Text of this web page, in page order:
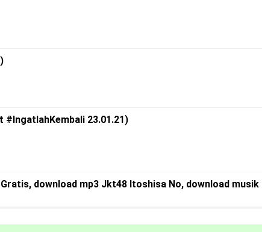
#IngatlahKembali 23.01.21)
download mp3 Jkt48 Itoshisa No, download